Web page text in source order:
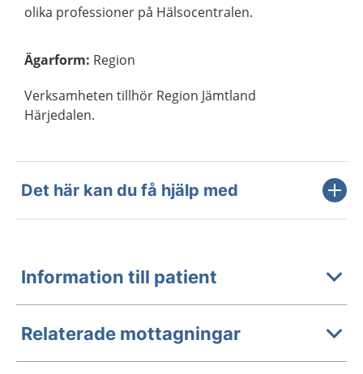
olika professioner på Hälsocentralen.
Ägarform: Region
Verksamheten tillhör Region Jämtland
Härjedalen.
Det här kan du få hjälp med
Information till patient
Relaterade mottagningar